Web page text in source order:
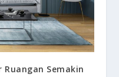
Ruangan Semakin